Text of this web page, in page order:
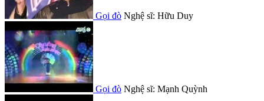
Gọi đò Nghệ sĩ: Hữu Duy
Gọi đò Nghệ sĩ: Mạnh Quỳnh